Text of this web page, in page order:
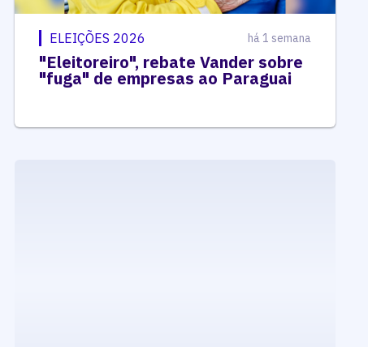
ELEIÇÕES 2026 há 1 semana
"Eleitoreiro", rebate Vander sobre
"fuga" de empresas ao Paraguai